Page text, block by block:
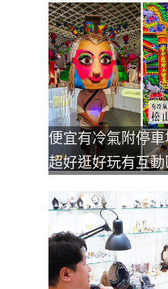
便宜有冷氣附停
超好逛好玩有互